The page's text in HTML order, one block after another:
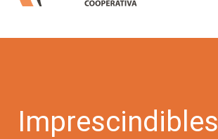
Imprescindibles